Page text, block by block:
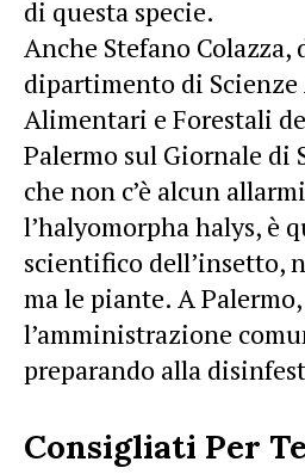
di questa specie.
Anche Stefano
dipartimento di Scienze
Alimentari e Forestali
Palermo sul Giornale di
che non c’è alcun
l’halyomorpha halys, è
scientifico dell’insetto,
ma le piante. A
l’amministrazione
preparando alla
Consigliati Per Te